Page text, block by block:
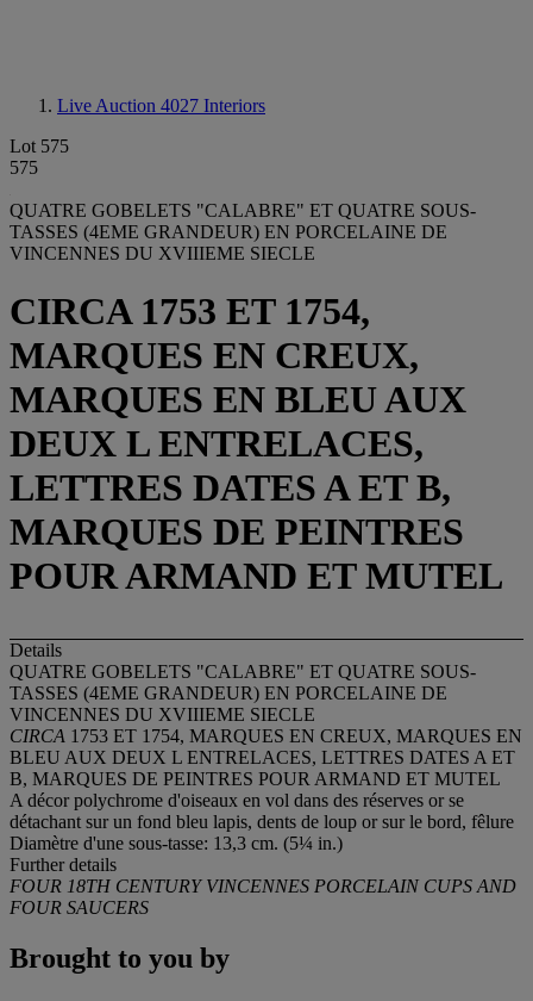
Live Auction 4027 Interiors
Lot 575
575
QUATRE GOBELETS "CALABRE" ET QUATRE SOUS-
TASSES (4EME GRANDEUR) EN PORCELAINE DE
VINCENNES DU XVIIIEME SIECLE
CIRCA 1753 ET 1754,
MARQUES EN CREUX,
MARQUES EN BLEU AUX
DEUX L ENTRELACES,
LETTRES DATES A ET B,
MARQUES DE PEINTRES
POUR ARMAND ET MUTEL
Details
QUATRE GOBELETS "CALABRE" ET QUATRE SOUS-
TASSES (4EME GRANDEUR) EN PORCELAINE DE
VINCENNES DU XVIIIEME SIECLE
CIRCA 1753 ET 1754, MARQUES EN CREUX, MARQUES EN
BLEU AUX DEUX L ENTRELACES, LETTRES DATES A ET
B, MARQUES DE PEINTRES POUR ARMAND ET MUTEL
A décor polychrome d'oiseaux en vol dans des réserves or se
détachant sur un fond bleu lapis, dents de loup or sur le bord, fêlure
Diamètre d'une sous-tasse: 13,3 cm. (5¼ in.)
Further details
FOUR 18TH CENTURY VINCENNES PORCELAIN CUPS AND
FOUR SAUCERS
Brought to you by